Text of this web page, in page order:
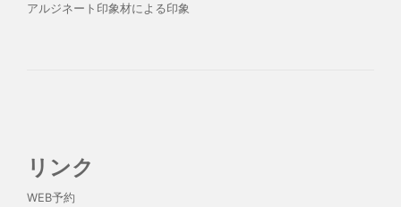
アルジネート印象材による印象
リンク
WEB予約